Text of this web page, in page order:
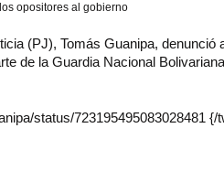
opositores al gobierno
(PJ), Tomás Guanipa, denunció
de la Guardia Nacional
status/723195495083028481 {/